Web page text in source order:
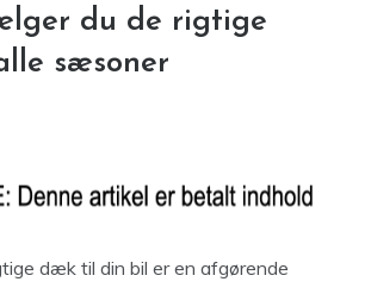
du de rigtige
sæsoner
dæk til din bil er en afgørende